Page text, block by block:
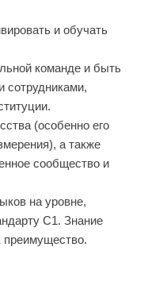
и обучать
команде и быть
(особенно его
а также
сообщество и
на уровне,
С1. Знание
преимущество.